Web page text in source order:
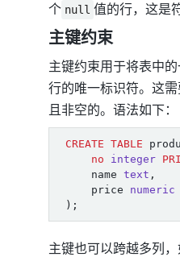
个 null 值的行，这是
主键约束
主键约束用于将表中
行的唯一标识符。这
且非空的。语法如下：
CREATE TABLE
no
integer
name text ,
price
numeric
);
主键也可以跨越多列，